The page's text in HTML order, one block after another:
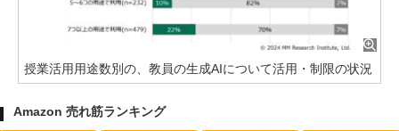
授業活用用途数別の、教員の生成AIについて活用・制限の状況
Amazon 売れ筋ランキング